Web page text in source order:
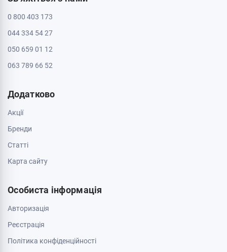
0 800 403 173
044 334 54 27
050 659 01 12
063 789 66 52
Додатково
Акції
Бренди
Cтатті
Карта сайту
Особиста інформація
Авторизація
Реєстрація
Політика конфіденційності